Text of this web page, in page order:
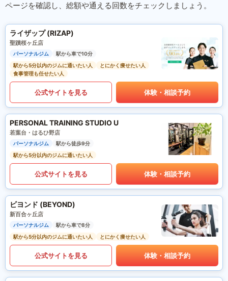
ページを確認し、総額や通える回数をチェックしましょう。
ライザップ (RIZAP)
聖蹟桜ヶ丘店
パーソナルジム
駅から車で10分
駅から5分以内のジムに通いたい人
とにかく痩せたい人
食事管理も任せたい人
公式サイトを見る 体験・相談予約
PERSONAL TRAINING STUDIO U
若葉台・はるひ野店
パーソナルジム
駅から徒歩9分
駅から5分以内のジムに通いたい人
公式サイトを見る 体験・相談予約
ビヨンド (BEYOND)
新百合ヶ丘店
パーソナルジム
駅から車で8分
駅から5分以内のジムに通いたい人
とにかく痩せたい人
公式サイトを見る 体験・相談予約